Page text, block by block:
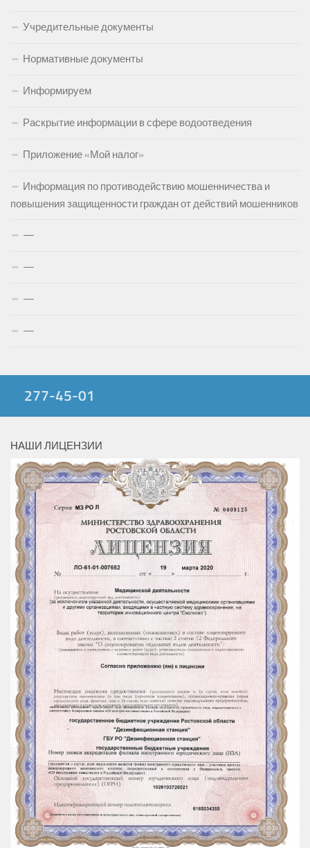
Учредительные документы
Нормативные документы
Информируем
Раскрытие информации в сфере водоотведения
Приложение «Мой налог»
Информация по противодействию мошенничества и
повышения защищенности граждан от действий мошенников
—
—
—
—
277-45-01
НАШИ ЛИЦЕНЗИИ